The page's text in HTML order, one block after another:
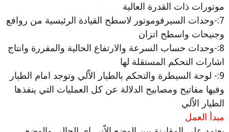
موتورات ذات القدرة العالية
7:-وحدات السيرفوموتور لاسطح القيادة الرئيسية من روافع
وجنيحات واسطح اتزان
8:-وحدات حساب السرعة والارتفاع الحالية والمقررة وانتاج
اشارات التحكم المستقلة لها
9:- لوحة السيطرة والتحكم بالطيار الاّلي وتوجد امام الطيار
وفيها مفاتيح ومصابيح الدلالة عن كل العمليات التي ينفذها
الطيار الاّلي
مبدأ العمل